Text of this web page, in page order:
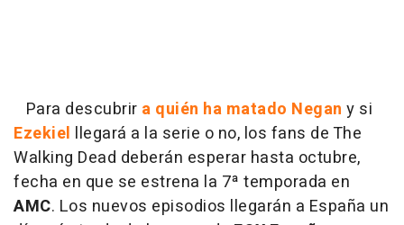
Para descubrir a quién ha matado Negan y si
Ezekiel llegará a la serie o no, los fans de The
Walking Dead deberán esperar hasta octubre,
fecha en que se estrena la 7ª temporada en
AMC. Los nuevos episodios llegarán a España un